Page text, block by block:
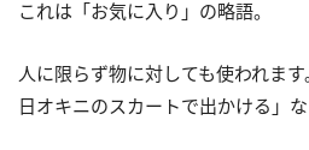
これは「お気に入り」の略語。
人に限らず物に対しても使われま
日オキニのスカートで出かける」な